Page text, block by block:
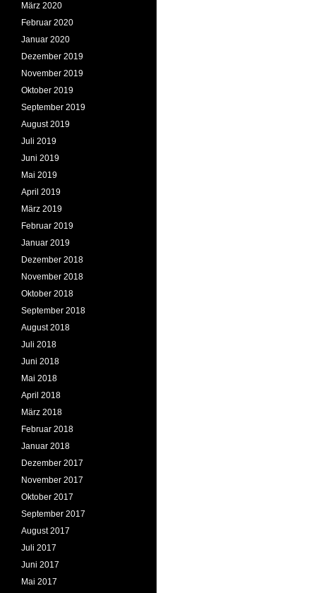
März 2020
Februar 2020
Januar 2020
Dezember 2019
November 2019
Oktober 2019
September 2019
August 2019
Juli 2019
Juni 2019
Mai 2019
April 2019
März 2019
Februar 2019
Januar 2019
Dezember 2018
November 2018
Oktober 2018
September 2018
August 2018
Juli 2018
Juni 2018
Mai 2018
April 2018
März 2018
Februar 2018
Januar 2018
Dezember 2017
November 2017
Oktober 2017
September 2017
August 2017
Juli 2017
Juni 2017
Mai 2017